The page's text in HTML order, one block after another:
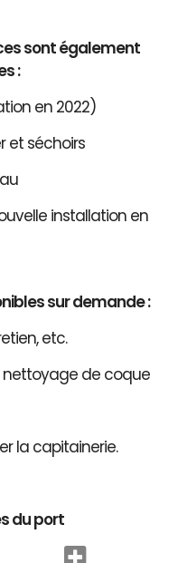
sont également
:
en 2022)
et séchoirs
installation en
sur demande :
etc.
nettoyage de coque
la capitainerie.
du port